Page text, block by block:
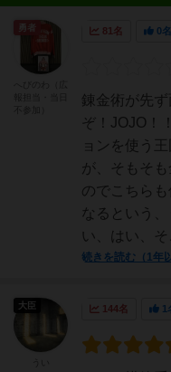
81名 0名
錬金術が先
ぞ！JOJO！
ョンを使う
が、そもそ
のでこちら
なるという
い、はい、
続きを読む（1年
勇者
144名 1
大臣